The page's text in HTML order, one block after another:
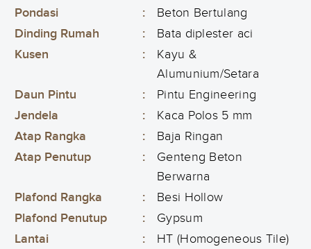
Pondasi
:
Beton Bertulang
Dinding Rumah
:
Bata diplester aci
Kusen
:
Kayu &
Alumunium/Setara
Daun Pintu
:
Pintu Engineering
Jendela
:
Kaca Polos 5 mm
Atap Rangka
:
Baja Ringan
Atap Penutup
:
Genteng Beton
Berwarna
Plafond Rangka
:
Besi Hollow
Plafond Penutup
:
Gypsum
Lantai
:
HT (Homogeneous Tile)